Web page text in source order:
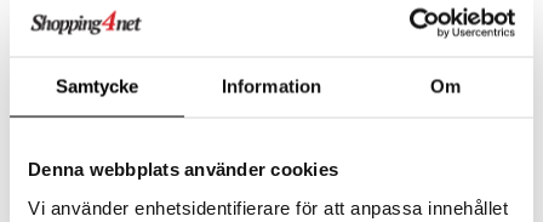
Samtycke Information Om
Denna webbplats använder cookies
Vi använder enhetsidentifierare för att anpassa innehållet
Luo uusi asiakas
Hyviä tarjouksia
Kestotilaus
Arvostele tuotteita